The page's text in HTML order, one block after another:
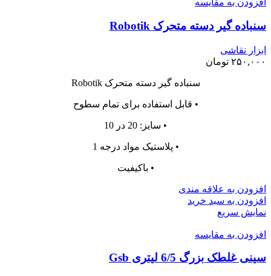
افزودن به مقایسه
سنباده گیر دسته متحرک Robotik
ابزار نقاشی
۲۵۰,۰۰۰ تومان
سنباده گیر دسته متحرک Robotik
• قابل استفاده برای تمام سطوح
• سایز: 20 در 10
• پلاستیک مواد درجه 1
• باکیفیت
افزودن به علاقه مندی
افزودن به سبد خرید
نمایش سریع
افزودن به مقایسه
سینی غلطک بزرگ 6/5 لیتری Gsb